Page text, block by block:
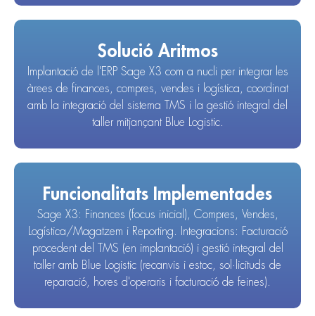
Solució Aritmos
Implantació de l'ERP Sage X3 com a nucli per integrar les
àrees de finances, compres, vendes i logística, coordinat
amb la integració del sistema TMS i la gestió integral del
taller mitjançant Blue Logistic.
Funcionalitats Implementades
Sage X3: Finances (focus inicial), Compres, Vendes,
Logística/Magatzem i Reporting. Integracions: Facturació
procedent del TMS (en implantació) i gestió integral del
taller amb Blue Logistic (recanvis i estoc, sol·licituds de
reparació, hores d'operaris i facturació de feines).